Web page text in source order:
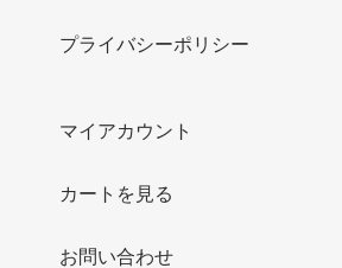
プライバシーポリシー
マイアカウント
カートを見る
お問い合わせ